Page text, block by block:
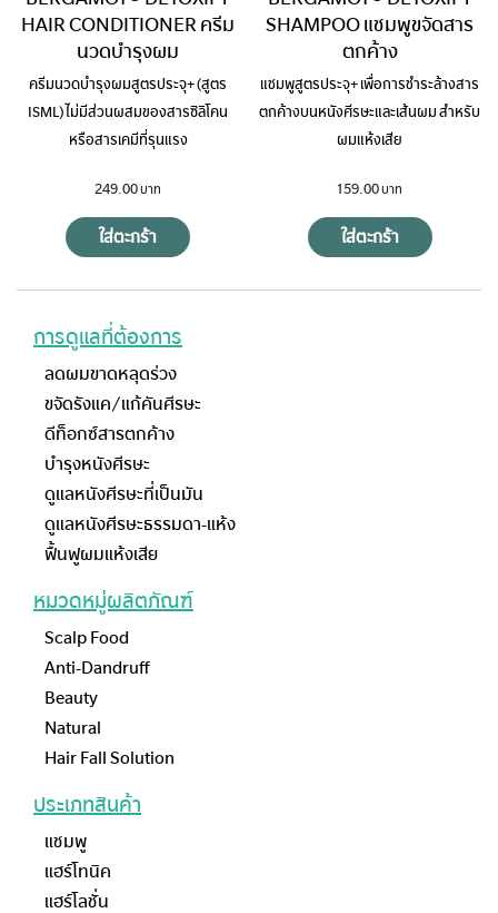
HAIR CONDITIONER ครีม
นวดบำรุงผม
ครีมนวดบำรุงผมสูตรประจุ+ (สูตร
ISML) ไม่มีส่วนผสมของสารซิลิโคน
หรือสารเคมีที่รุนแรง
249.00
ใส่ตะกร้า
SHAMPOO แชมพูขจัดสาร
ตกค้าง
แชมพูสูตรประจุ+ เพื่อการชำระล้างสาร
ตกค้างบนหนังศีรษะและเส้นผม สำหรับ
ผมแห้งเสีย
159.00
ใส่ตะกร้า
การดูแลที่ต้องการ
ลดผมขาดหลุดร่วง
ขจัดรังแค/แก้คันศีรษะ
ดีท็อกซ์สารตกค้าง
บำรุงหนังศีรษะ
ดูแลหนังศีรษะที่เป็นมัน
ดูแลหนังศีรษะธรรมดา-แห้ง
ฟื้นฟูผมแห้งเสีย
หมวดหมู่ผลิตภัณฑ์
Scalp Food
Anti-Dandruff
Beauty
Natural
Hair Fall Solution
ประเภทสินค้า
แชมพู
แฮร์โทนิค
แฮร์โลชั่น